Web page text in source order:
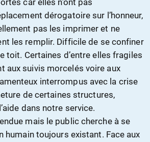
car elles n’ont pas
dérogatoire sur l’honneur,
pas les imprimer et ne
les remplir. Difficile de se confiner
toit. Certaines d’entre elles fragiles
aux suivis morcelés voire aux
interrompus avec la crise
de certaines structures,
dans notre service.
mais le public cherche à se
humain toujours existant. Face aux